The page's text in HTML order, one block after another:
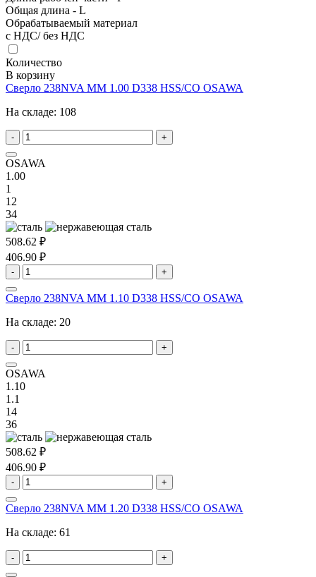
Общая длина - L
Обрабатываемый материал
с НДС/ без НДС
Количество
В корзину
Сверло 238NVA MM 1.00 D338 HSS/CO OSAWA
На складе: 108
- +
OSAWA
1.00
1
12
34
508.62 ₽
406.90 ₽
- +
Сверло 238NVA MM 1.10 D338 HSS/CO OSAWA
На складе: 20
- +
OSAWA
1.10
1.1
14
36
508.62 ₽
406.90 ₽
- +
Сверло 238NVA MM 1.20 D338 HSS/CO OSAWA
На складе: 61
- +